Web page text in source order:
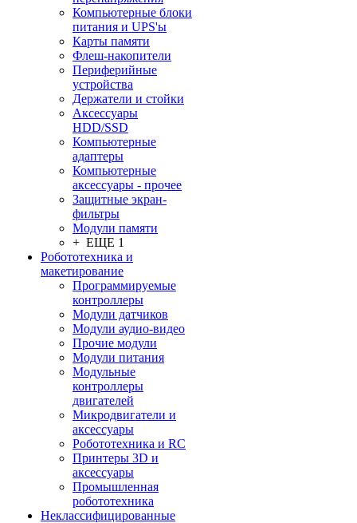
Компьютерные блоки
питания и UPS'ы
Карты памяти
Флеш-накопители
Периферийные
устройства
Держатели и стойки
Аксессуары
HDD/SSD
Компьютерные
адаптеры
Компьютерные
аксессуары - прочее
Защитные экран-
фильтры
Модули памяти
+ ЕЩЕ 1
Робототехника и
макетирование
Программируемые
контроллеры
Модули датчиков
Модули аудио-видео
Прочие модули
Модули питания
Модульные
контроллеры
двигателей
Микродвигатели и
аксессуары
Робототехника и RC
Принтеры 3D и
аксессуары
Промышленная
робототехника
Неклассифицированные